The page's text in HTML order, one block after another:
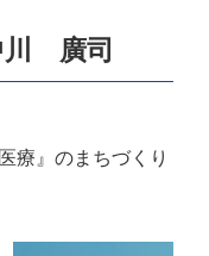
川 廣司
療』のまちづくり